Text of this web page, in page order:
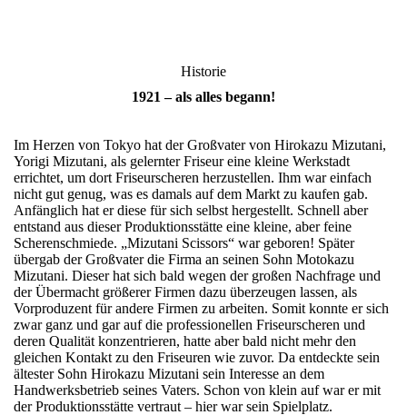
Historie
1921 – als alles begann!
Im Herzen von Tokyo hat der Großvater von Hirokazu Mizutani,
Yorigi Mizutani, als gelernter Friseur eine kleine Werkstadt
errichtet, um dort Friseurscheren herzustellen. Ihm war einfach
nicht gut genug, was es damals auf dem Markt zu kaufen gab.
Anfänglich hat er diese für sich selbst hergestellt. Schnell aber
entstand aus dieser Produktionsstätte eine kleine, aber feine
Scherenschmiede. „Mizutani Scissors“ war geboren! Später
übergab der Großvater die Firma an seinen Sohn Motokazu
Mizutani. Dieser hat sich bald wegen der großen Nachfrage und
der Übermacht größerer Firmen dazu überzeugen lassen, als
Vorproduzent für andere Firmen zu arbeiten. Somit konnte er sich
zwar ganz und gar auf die professionellen Friseurscheren und
deren Qualität konzentrieren, hatte aber bald nicht mehr den
gleichen Kontakt zu den Friseuren wie zuvor. Da entdeckte sein
ältester Sohn Hirokazu Mizutani sein Interesse an dem
Handwerksbetrieb seines Vaters. Schon von klein auf war er mit
der Produktionsstätte vertraut – hier war sein Spielplatz.